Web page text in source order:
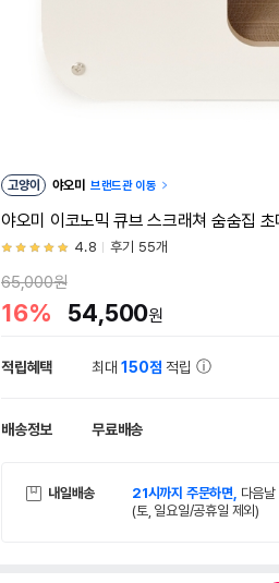
고양이 야오미 브랜드관 이동
야오미 이코노믹 큐브 스크래쳐 숨숨집 초
4.8 후기 55개
65,000원
16% 54,500원
적립혜택 최대150점 적립
배송정보 무료배송
내일배송 21시까지 주문하면, 다음
(토, 일요일/공휴일 제외)